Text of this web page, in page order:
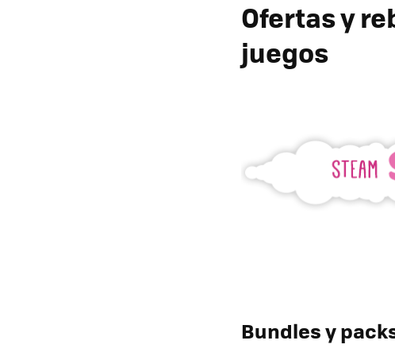
Ofertas y
juegos
Bundles y